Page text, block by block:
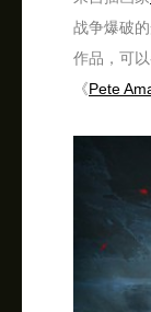
战争爆破
作品，可
《Pete